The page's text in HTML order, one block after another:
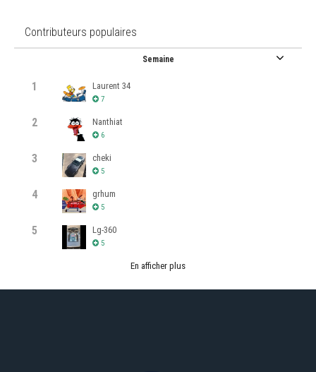
Contributeurs populaires
Semaine
1 Laurent 34
7
2 Nanthiat
6
3 cheki
5
4 grhum
5
5 Lg-360
5
En afficher plus